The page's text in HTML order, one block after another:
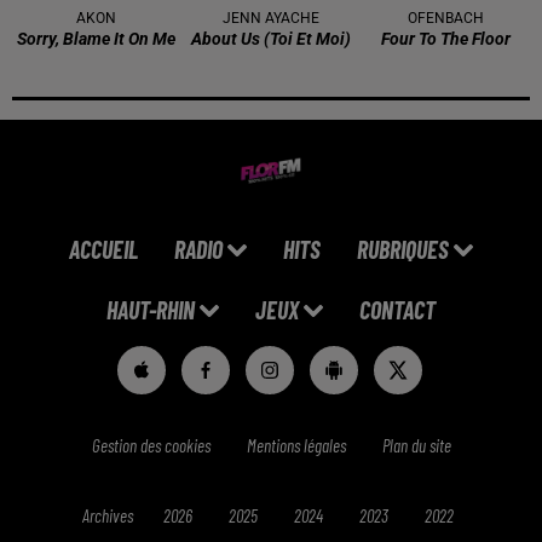
AKON
Sorry, Blame It On Me
JENN AYACHE
About Us (toi Et Moi)
OFENBACH
Four To The Floor
ACCUEIL RADIO HITS RUBRIQUES
HAUT-RHIN JEUX CONTACT
Gestion des cookies Mentions légales Plan du site
Archives 2026 2025 2024 2023 2022